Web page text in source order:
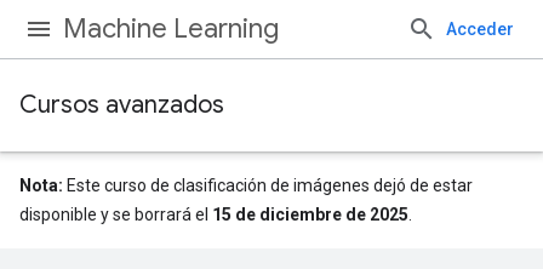
Machine Learning Acceder
Cursos avanzados
Nota: Este curso de clasificación de imágenes dejó de estar
disponible y se borrará el 15 de diciembre de 2025